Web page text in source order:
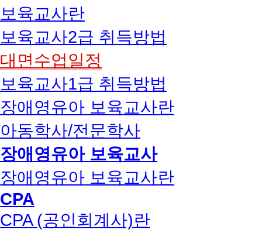
보육교사란
보육교사2급 취득방법
대면수업일정
보육교사1급 취득방법
장애영유아 보육교사란
아동학사/전문학사
장애영유아 보육교사
장애영유아 보육교사란
CPA
CPA (공인회계사)란